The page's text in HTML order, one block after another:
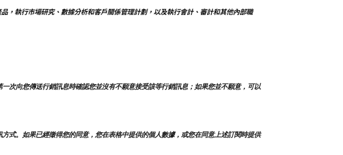
，執行市場研究、數據分析和客戶關係管理計劃，以及執行會計、審計和其他內部職
次向您傳送行銷訊息時確認您並沒有不願意接受該等行銷訊息；如果您並不願意，可以
式。如果已經徵得您的同意，您在表格中提供的個人數據，或您在同意上述訂閱時提供